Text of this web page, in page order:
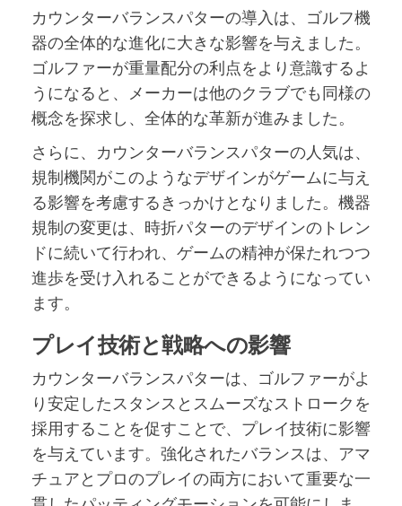
カウンターバランスパターの導入は、ゴルフ機
器の全体的な進化に大きな影響を与えました。
ゴルファーが重量配分の利点をより意識するよ
うになると、メーカーは他のクラブでも同様の
概念を探求し、全体的な革新が進みました。
さらに、カウンターバランスパターの人気は、
規制機関がこのようなデザインがゲームに与え
る影響を考慮するきっかけとなりました。機器
規制の変更は、時折パターのデザインのトレン
ドに続いて行われ、ゲームの精神が保たれつつ
進歩を受け入れることができるようになってい
ます。
プレイ技術と戦略への影響
カウンターバランスパターは、ゴルファーがよ
り安定したスタンスとスムーズなストロークを
採用することを促すことで、プレイ技術に影響
を与えています。強化されたバランスは、アマ
チュアとプロのプレイの両方において重要な一